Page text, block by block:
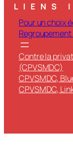
LIENS
Pour un choix
Contre la
(CPVSMDC)
CPVSMDC,
CPVSMDC,